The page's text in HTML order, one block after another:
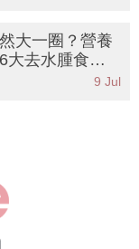
大一圈？營養
大去水腫食物
胃脹氣告別假肚
9 Jul